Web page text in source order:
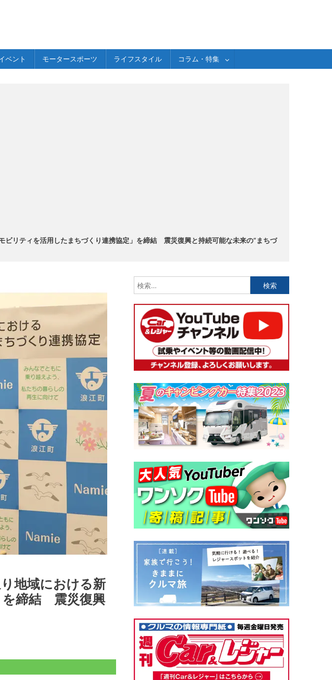
ベント モータースポーツ ライフスタイル コラム・特集
ビリティを活用したまちづくり連携協定」を締結 震災復興と持続可能な未来の“まちづ
地域における新
を締結 震災復興
索: